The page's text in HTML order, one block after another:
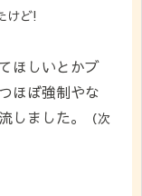
けど!
ほしいとかブ
ほぼ強制やな
しました。
（次